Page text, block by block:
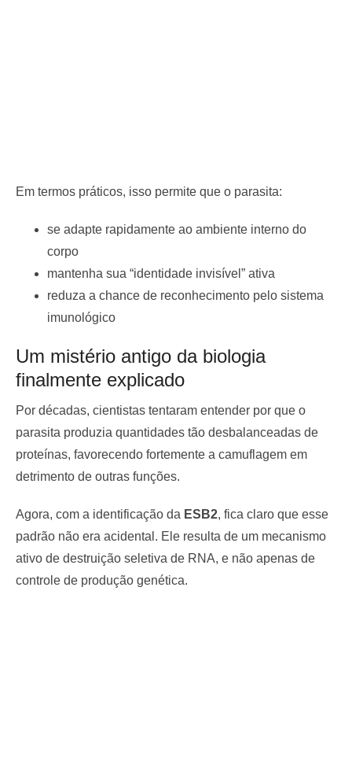
Em termos práticos, isso permite que o parasita:
se adapte rapidamente ao ambiente interno do
corpo
mantenha sua “identidade invisível” ativa
reduza a chance de reconhecimento pelo sistema
imunológico
Um mistério antigo da biologia
finalmente explicado
Por décadas, cientistas tentaram entender por que o
parasita produzia quantidades tão desbalanceadas de
proteínas, favorecendo fortemente a camuflagem em
detrimento de outras funções.
Agora, com a identificação da ESB2, fica claro que esse
padrão não era acidental. Ele resulta de um mecanismo
ativo de destruição seletiva de RNA, e não apenas de
controle de produção genética.